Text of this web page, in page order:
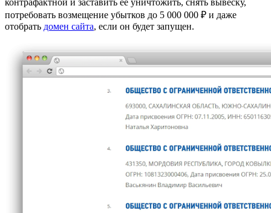
потребовать возмещение убытков до 5 000 000 ₽ и даже
отобрать домен сайта, если он будет запущен.